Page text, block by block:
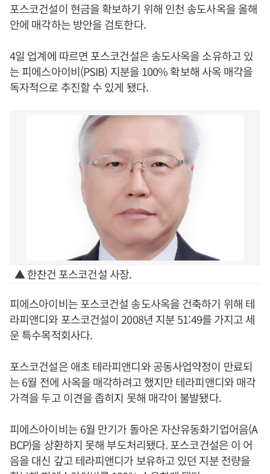
포스코건설이 현금을 확보하기 위해 인천 송도사옥을 올해
안에 매각하는 방안을 검토한다.
4일 업계에 따르면 포스코건설은 송도사옥을 소유하고 있
는 피에스아이비(PSIB) 지분을 100% 확보해 사옥 매각을
독자적으로 추진할 수 있게 됐다.
▲ 한찬건 포스코건설 사장.
피에스아이비는 포스코건설 송도사옥을 건축하기 위해 테
라피앤디와 포스코건설이 2008년 지분 51:49를 가지고 세
운 특수목적회사다.
포스코건설은 애초 테라피앤디와 공동사업약정이 만료되
는 6월 전에 사옥을 매각하려고 했지만 테라피앤디와 매각
가격을 두고 이견을 좁히지 못해 매각이 불발됐다.
피에스아이비는 6월 만기가 돌아온 자산유동화기업어음(A
BCP)을 상환하지 못해 부도처리됐다. 포스코건설은 이 어
음을 대신 갚고 테라피앤디가 보유하고 있던 지분 전량을